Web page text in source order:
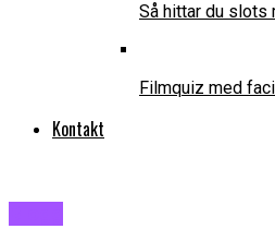
Så hittar du slots
Filmquiz med
Kontakt